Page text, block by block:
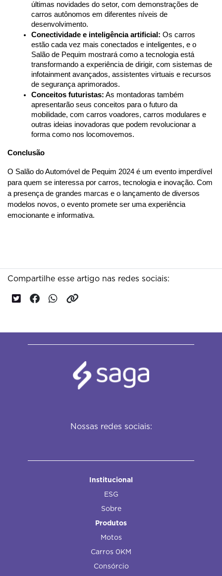
últimas novidades do setor, com demonstrações de
carros autônomos em diferentes níveis de
desenvolvimento.
Conectividade e inteligência artificial: Os carros
estão cada vez mais conectados e inteligentes, e o
Salão de Pequim mostrará como a tecnologia está
transformando a experiência de dirigir, com sistemas de
infotainment avançados, assistentes virtuais e recursos
de segurança aprimorados.
Conceitos futuristas: As montadoras também
apresentarão seus conceitos para o futuro da
mobilidade, com carros voadores, carros modulares e
outras ideias inovadoras que podem revolucionar a
forma como nos locomovemos.
Conclusão
O Salão do Automóvel de Pequim 2024 é um evento imperdível
para quem se interessa por carros, tecnologia e inovação. Com
a presença de grandes marcas e o lançamento de diversos
modelos novos, o evento promete ser uma experiência
emocionante e informativa.
Compartilhe esse artigo nas redes sociais:
Nossas redes sociais:
Institucional
ESG
Sobre
Produtos
Motos
Carros 0KM
Consórcio